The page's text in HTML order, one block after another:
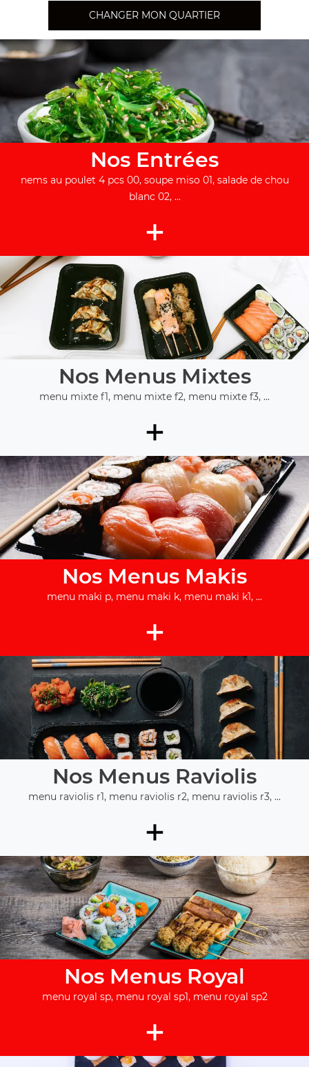
CHANGER MON QUARTIER
Nos Entrées
nems au poulet 4 pcs 00, soupe miso 01, salade de chou
blanc 02, ...
+
Nos Menus Mixtes
menu mixte f1, menu mixte f2, menu mixte f3, ...
+
Nos Menus Makis
menu maki p, menu maki k, menu maki k1, ...
+
Nos Menus Raviolis
menu raviolis r1, menu raviolis r2, menu raviolis r3, ...
+
Nos Menus Royal
menu royal sp, menu royal sp1, menu royal sp2
+